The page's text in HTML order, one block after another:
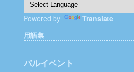
Powered by
Translate
用語集
バルイベント